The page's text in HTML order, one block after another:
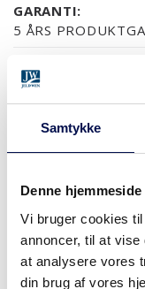
Samtykke
Denne
Vi bruger cookies
annoncer, til at
at analysere vores
din brug af vores
GARANTI:
5 ÅRS
OVERFLADER
FYR
FYR